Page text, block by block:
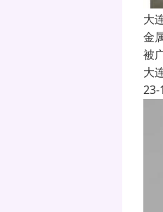
大
金
被
大
23-